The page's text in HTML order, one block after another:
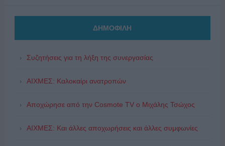
ΔΗΜΟΦΙΛΗ
Συζητήσεις για τη λήξη της συνεργασίας
ΑΙΧΜΕΣ: Καλοκαίρι ανατροπών
Αποχώρησε από την Cosmote TV o Μιχάλης Τσώχος
ΑΙΧΜΕΣ: Και άλλες αποχωρήσεις και άλλες συμφωνίες